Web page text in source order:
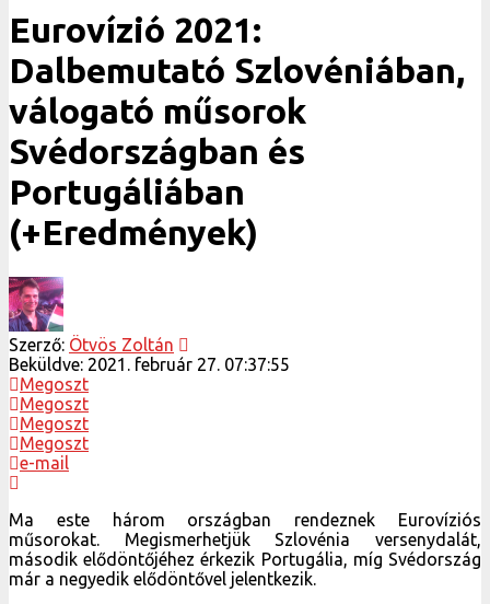
Eurovízió 2021:
Dalbemutató Szlovéniában,
válogató műsorok
Svédországban és
Portugáliában
(+Eredmények)
Szerző: Ötvös Zoltán
Beküldve: 2021. február 27. 07:37:55
Megoszt
Megoszt
Megoszt
Megoszt
e-mail
Ma este három országban rendeznek Eurovíziós
műsorokat. Megismerhetjük Szlovénia versenydalát,
második elődöntőjéhez érkezik Portugália, míg Svédország
már a negyedik elődöntővel jelentkezik.